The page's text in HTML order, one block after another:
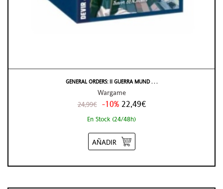
GENERAL ORDERS: II GUERRA MUND . . .
Wargame
24,99€ -10% 22,49€
En Stock (24/48h)
AÑADIR